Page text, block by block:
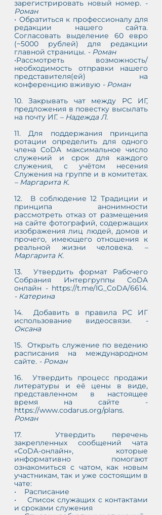
Роман
• Обратиться к профессионалу для
редакции нашего сайта.
Согласовать выделение 60 евро
(~5000 рублей) для редакции
главной страницы. - Роман
•Рассмотреть возможность/
необходимость отправки нашего
представителя(ей) на
конференцию вживую - Роман
10. Закрывать чат между РС ИГ,
предложения в повестку высылать
на почту ИГ. – Надежда Л.
11. Для поддержания принципа
ротации определить для одного
члена CoDA максимальное число
служений и срок для каждого
служения, с учётом несения
– Маргарита К.
12.  В соблюдение 12 Традиции и
принципа анонимности
рассмотреть отказ от размещения
на сайте фотографий, содержащих
изображения лиц людей, домов и
прочего, имеющего отношения к
реальной жизни человека. –
Маргарита К.
13.  Утвердить формат Рабочего
Собрания Интергруппы CoDA
- Катерина
14.  Добавить в правила РС ИГ
использование видеосвязи. -
Оксана
15.  Открыть служение по ведению
расписания на международном
сайте. - Роман
16.  Утвердить процесс продажи
литературы и её цены в виде,
представленном в настоящее
время на сайте -
Роман
17.  Утвердить перечень
закрепленных сообщений чата
«CoDA-онлайн», которые
информативно помогают
ознакомиться с чатом, как новым
участникам, так и уже состоящим в
чате:
•    Расписание
•    Список служащих с контактами
и сроками служения